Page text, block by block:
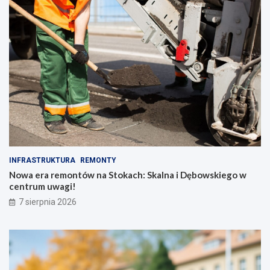
ę
INFRASTRUKTURA REMONTY
Nowa era remontów na Stokach: Skalna i Dębowskiego w
centrum uwagi!
7 sierpnia 2026